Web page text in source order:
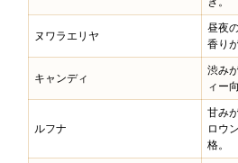
ヌワラエリヤ
昼夜
香り
キャンディ
渋み
ィー
ルフナ
甘み
ロウ
格。